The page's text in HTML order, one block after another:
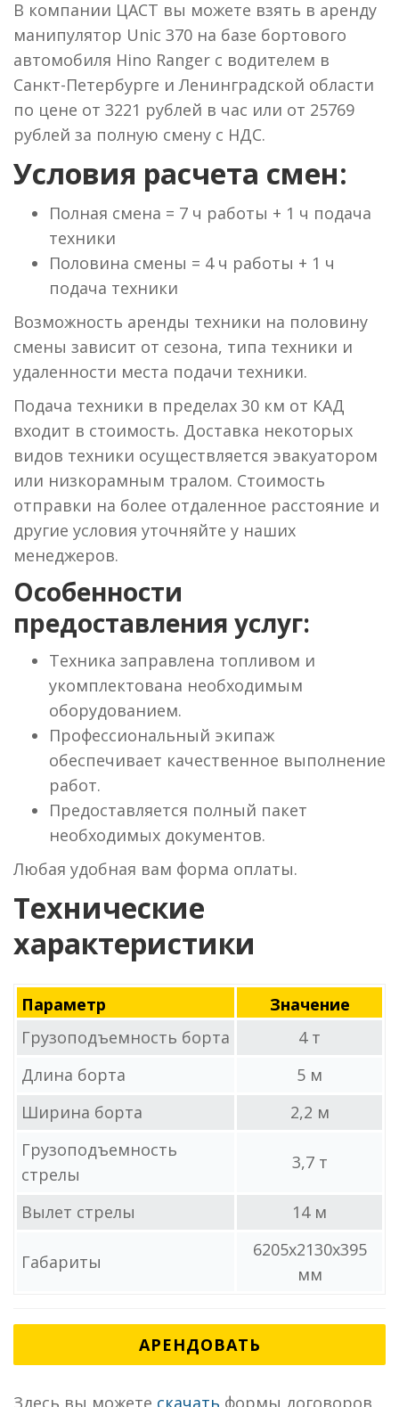
В компании ЦАСТ вы можете взять в аренду
манипулятор Unic 370 на базе бортового
автомобиля Hino Ranger с водителем в
Санкт-Петербурге и Ленинградской области
по цене от 3221 рублей в час или от 25769
рублей за полную смену с НДС.
Условия расчета смен:
Полная смена = 7 ч работы + 1 ч подача
техники
Половина смены = 4 ч работы + 1 ч
подача техники
Возможность аренды техники на половину
смены зависит от сезона, типа техники и
удаленности места подачи техники.
Подача техники в пределах 30 км от КАД
входит в стоимость. Доставка некоторых
видов техники осуществляется эвакуатором
или низкорамным тралом. Стоимость
отправки на более отдаленное расстояние и
другие условия уточняйте у наших
менеджеров.
Особенности
предоставления услуг:
Техника заправлена топливом и
укомплектована необходимым
оборудованием.
Профессиональный экипаж
обеспечивает качественное выполнение
работ.
Предоставляется полный пакет
необходимых документов.
Любая удобная вам форма оплаты.
Технические
характеристики
Параметр
Значение
Грузоподъемность борта
4 т
Длина борта
5 м
Ширина борта
2,2 м
Грузоподъемность
стрелы
3,7 т
Вылет стрелы 14 м
Габариты
6205x2130x395
мм
АРЕНДОВАТЬ
Здесь вы можете скачать формы договоров